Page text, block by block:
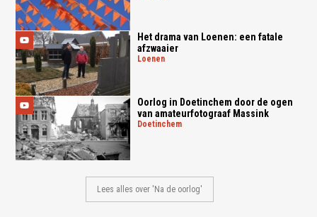
Het drama van Loenen: een fatale
afzwaaier
loenen
Oorlog in Doetinchem door de ogen
van amateurfotograaf Massink
doetinchem
Lees alles over 'Na de oorlog'